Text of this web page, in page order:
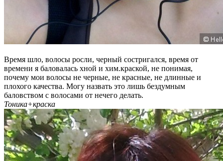
Время шло, волосы росли, черный состригался, время от
времени я баловалась хной и хим.краской, не понимая,
почему мои волосы не черные, не красные, не длинные и
плохого качества. Могу назвать это лишь бездумным
баловством с волосами от нечего делать.
Тоника+краска